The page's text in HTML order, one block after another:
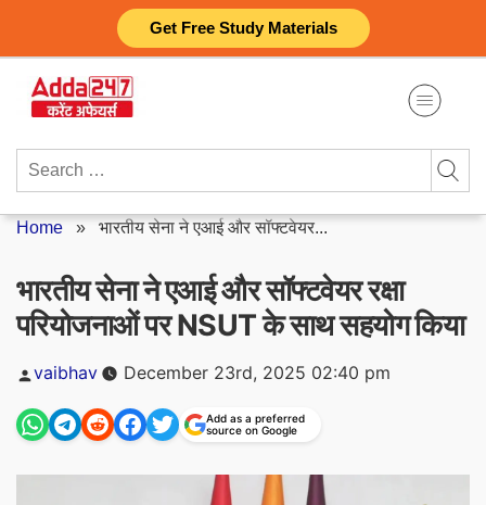
Get Free Study Materials
content
Search
Home » भारतीय सेना ने एआई और सॉफ्टवेयर...
भारतीय सेना ने एआई और सॉफ्टवेयर रक्षा
परियोजनाओं पर NSUT के साथ सहयोग किया
Posted
vaibhav December 23rd, 2025 02:40 pm
Add as a preferred
source on Google